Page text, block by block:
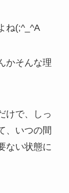
ね(;^_^A
かそんな理
けで、しっ
、いつの間
ない状態に